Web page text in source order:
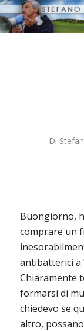
Di
Buongiorno,
comprare un
antibatterici a
Chiaramente
formarsi di
chiedevo se
altro,